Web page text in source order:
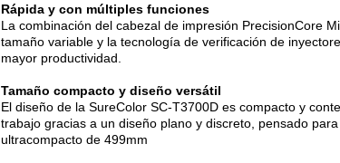
Rápida y con múltiples funciones
La combinación del cabezal de impresión PrecisionCore
tamaño variable y la tecnología de verificación de
mayor productividad.
Tamaño compacto y diseño versátil
El diseño de la SureColor SC-T3700D es compacto y
trabajo gracias a un diseño plano y discreto, pensado
ultracompacto de 499mm